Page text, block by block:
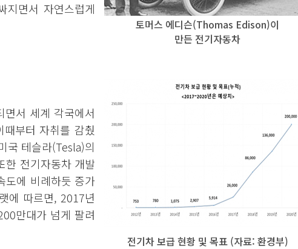
토머스 에디슨(Thomas Edison)이
만든 전기자동차
지면서 자연스럽게
전기차 보급 현황 및 목표 (자료: 환경부)
서 세계 각국에서
부터 자취를 감췄
국 테슬라(Tesla)의
한 전기자동차 개발
도에 비례하듯 증가
에 따르면, 2017년
만대가 넘게 팔려